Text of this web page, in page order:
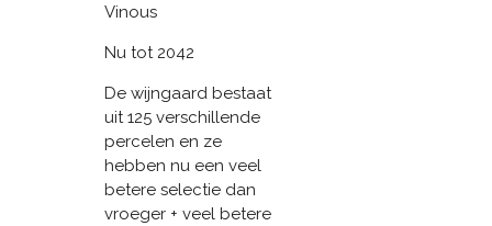
Vinous
Nu tot 2042
De wijngaard bestaat
uit 125 verschillende
percelen en ze
hebben nu een veel
betere selectie dan
vroeger + veel betere